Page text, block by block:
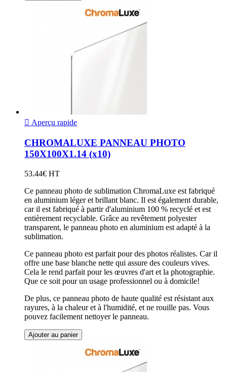
 Aperçu rapide
CHROMALUXE PANNEAU PHOTO
150X100X1.14 (x10)
53.44€ HT
Ce panneau photo de sublimation ChromaLuxe est fabriqué
en aluminium léger et brillant blanc. Il est également durable,
car il est fabriqué à partir d'aluminium 100 % recyclé et est
entièrement recyclable. Grâce au revêtement polyester
transparent, le panneau photo en aluminium est adapté à la
sublimation.
Ce panneau photo est parfait pour des photos réalistes. Car il
offre une base blanche nette qui assure des couleurs vives.
Cela le rend parfait pour les œuvres d'art et la photographie.
Que ce soit pour un usage professionnel ou à domicile!
De plus, ce panneau photo de haute qualité est résistant aux
rayures, à la chaleur et à l'humidité, et ne rouille pas. Vous
pouvez facilement nettoyer le panneau.
Ajouter au panier